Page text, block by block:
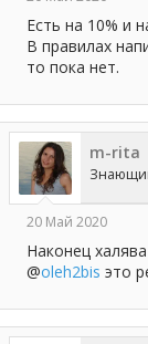
Есть на 10% и
В правилах
то пока нет.
m-rita
20 Май 2020
Наконец
@oleh2bis это